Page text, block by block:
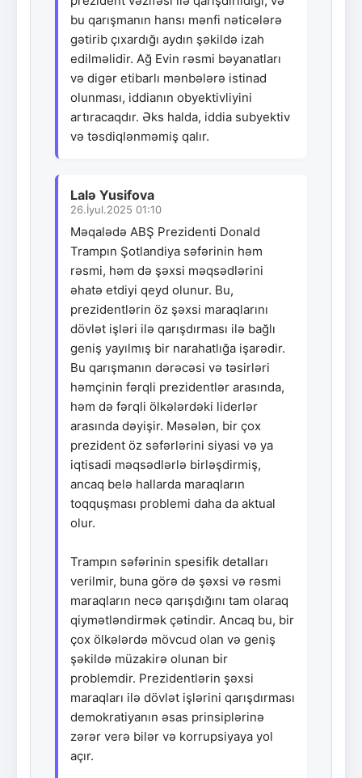
bu qarışmanın hansı mənfi nəticələrə
gətirib çıxardığı aydın şəkildə izah
edilməlidir. Ağ Evin rəsmi bəyanatları
və digər etibarlı mənbələrə istinad
olunması, iddianın obyektivliyini
artıracaqdır. Əks halda, iddia subyektiv
və təsdiqlənməmiş qalır.
Lalə Yusifova
26.İyul.2025 01:10
Məqalədə ABŞ Prezidenti Donald
Trampın Şotlandiya səfərinin həm
rəsmi, həm də şəxsi məqsədlərini
əhatə etdiyi qeyd olunur. Bu,
prezidentlərin öz şəxsi maraqlarını
dövlət işləri ilə qarışdırması ilə bağlı
geniş yayılmış bir narahatlığa işarədir.
Bu qarışmanın dərəcəsi və təsirləri
həmçinin fərqli prezidentlər arasında,
həm də fərqli ölkələrdəki liderlər
arasında dəyişir. Məsələn, bir çox
prezident öz səfərlərini siyasi və ya
iqtisadi məqsədlərlə birləşdirmiş,
ancaq belə hallarda maraqların
toqquşması problemi daha da aktual
olur.
Trampın səfərinin spesifik detalları
verilmir, buna görə də şəxsi və rəsmi
maraqların necə qarışdığını tam olaraq
qiymətləndirmək çətindir. Ancaq bu, bir
çox ölkələrdə mövcud olan və geniş
şəkildə müzakirə olunan bir
problemdir. Prezidentlərin şəxsi
maraqları ilə dövlət işlərini qarışdırması
demokratiyanın əsas prinsiplərinə
zərər verə bilər və korrupsiyaya yol
açır.